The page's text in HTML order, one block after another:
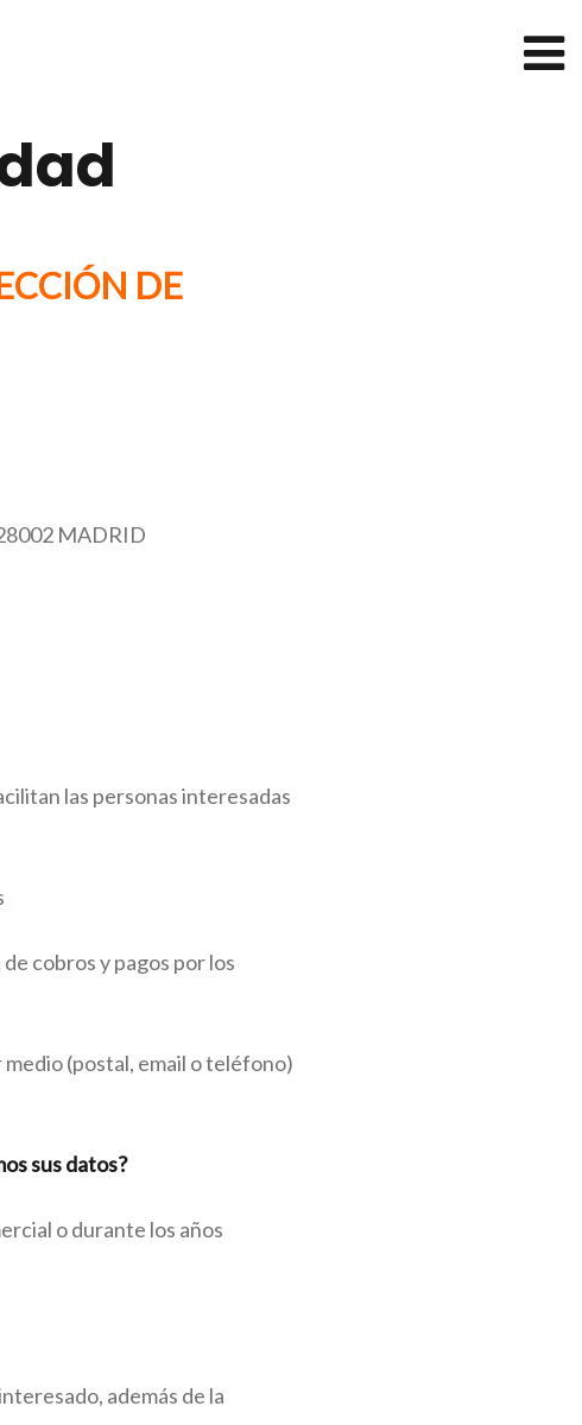
DE
MADRID
las personas interesadas
cobros y pagos por los
(postal, email o teléfono)
sus datos?
o durante los años
además de la